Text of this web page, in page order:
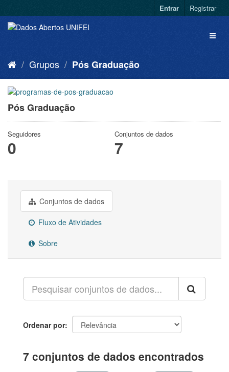
Entrar Registrar
Grupos Pós Graduação
Pós Graduação
Seguidores
0
Conjuntos de dados
7
Conjuntos de dados
Fluxo de Atividades
Sobre
Ordenar por
7 conjuntos de dados encontrados